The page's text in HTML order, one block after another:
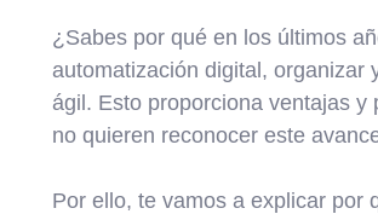
¿Sabes por qué en los últimos
automatización digital, organizar
ágil. Esto proporciona ventajas
no quieren reconocer este
Por ello, te vamos a explicar por